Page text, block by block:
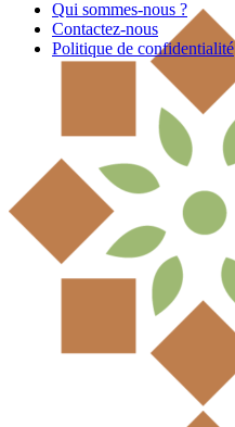
Qui sommes-nous ?
Contactez-nous
Politique de confidentialité